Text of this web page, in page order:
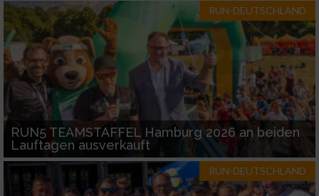
RUN-DEUTSCHLAND
RUN5 TEAMSTAFFEL Hamburg 2026 an beiden
Lauftagen ausverkauft
RUN-DEUTSCHLAND